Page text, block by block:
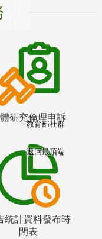
體研究倫理申訴
統計資料發布時
間表
教育部社群
返回最頂端